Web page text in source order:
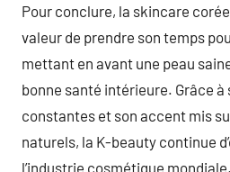
Pour conclure, la skincare
valeur de prendre son temps
mettant en avant une peau
bonne santé intérieure. Grâce
constantes et son accent mis
naturels, la K-beauty continue
l’industrie cosmétique